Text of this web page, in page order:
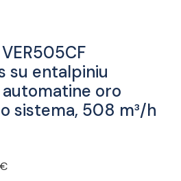
su entalpiniu
oro
sistema, 508 m³/h
€Price